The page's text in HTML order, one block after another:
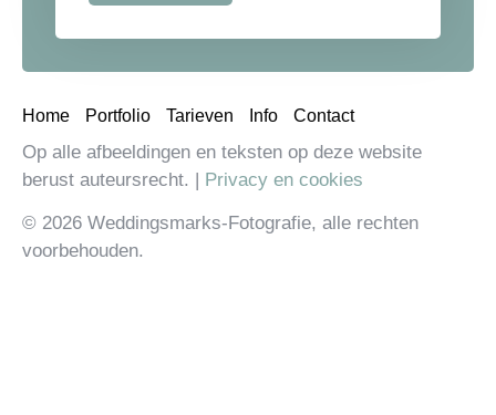
Home Portfolio Tarieven Info Contact
Op alle afbeeldingen en teksten op deze website
berust auteursrecht. | Privacy en cookies
© 2026 Weddingsmarks-Fotografie, alle rechten
voorbehouden.